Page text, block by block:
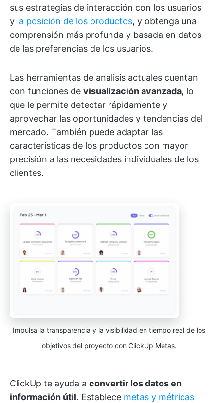
sus estrategias de interacción con los usuarios
y la posición de los productos, y obtenga una
comprensión más profunda y basada en datos
de las preferencias de los usuarios.
Las herramientas de análisis actuales cuentan
con funciones de visualización avanzada, lo
que le permite detectar rápidamente y
aprovechar las oportunidades y tendencias del
mercado. También puede adaptar las
características de los productos con mayor
precisión a las necesidades individuales de los
clientes.
Impulsa la transparencia y la visibilidad en tiempo real de los
objetivos del proyecto con ClickUp Metas.
ClickUp te ayuda a convertir los datos en
información útil. Establece metas y métricas